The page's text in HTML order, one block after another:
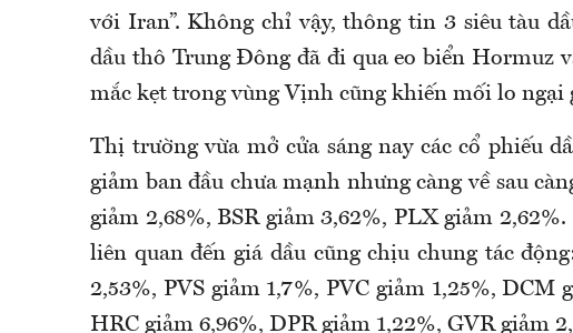
với Iran”. Không chỉ vậy, thông tin 3 siêu tàu
dầu thô Trung Đông đã đi qua eo biển Hormuz
mắc kẹt trong vùng Vịnh cũng khiến mối lo ngại
Thị trường vừa mở cửa sáng nay các cổ phiếu
giảm ban đầu chưa mạnh nhưng càng về sau
giảm 2,68%, BSR giảm 3,62%, PLX giảm
liên quan đến giá dầu cũng chịu chung tác
2,53%, PVS giảm 1,7%, PVC giảm 1,25%, DCM
HRC giảm 6,96%, DPR giảm 1,22%, GVR giảm